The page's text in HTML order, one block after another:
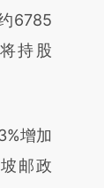
致比
6785
持股
增加
邮政